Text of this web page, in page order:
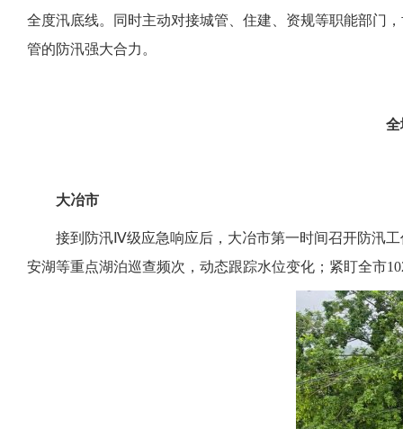
全度汛底线。同时主动对接城管、住建、资规等职能部门
管的防汛强大合力。
全
大冶市
接到防汛Ⅳ级应急响应后，大冶市第一时间召开防汛
安湖等重点湖泊巡查频次，动态跟踪水位变化；紧盯全市